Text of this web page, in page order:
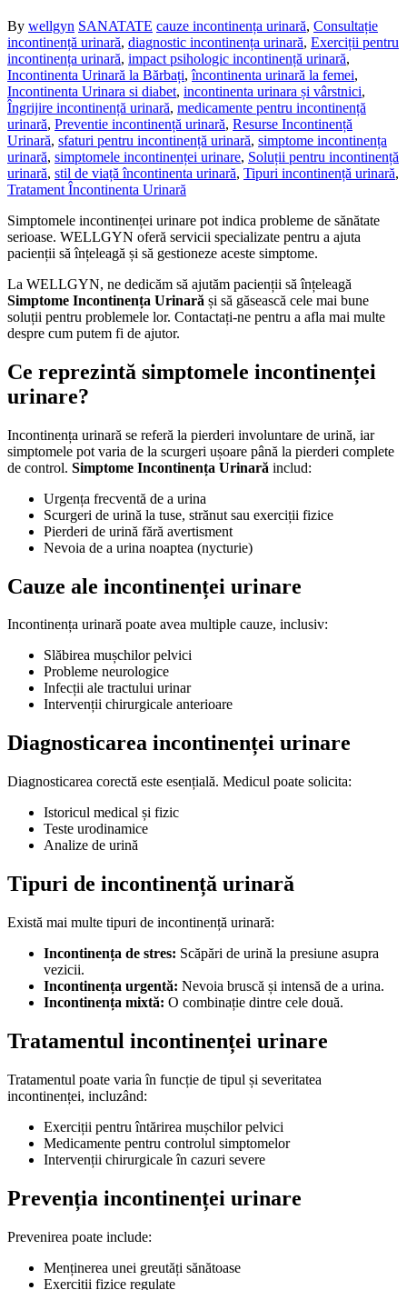
By wellgyn SANATATE cauze incontinența urinară, Consultație
incontinență urinară, diagnostic incontinența urinară, Exerciții pentru
incontinența urinară, impact psihologic incontinență urinară,
Incontinenta Urinară la Bărbați,încontinenta urinară la femei,
Incontinenta Urinara si diabet, incontinenta urinara și vârstnici,
Îngrijire incontinență urinară, medicamente pentru incontinență
urinară, Preventie incontinență urinară, Resurse Incontinență
Urinară, sfaturi pentru incontinență urinară, simptome incontinența
urinară, simptomele incontinenței urinare, Soluții pentru incontinență
urinară, stil de viață încontinenta urinară, Tipuri incontinență urinară,
Tratament Încontinenta Urinară
Simptomele incontinenței urinare pot indica probleme de sănătate
serioase. WELLGYN oferă servicii specializate pentru a ajuta
pacienții să înțeleagă și să gestioneze aceste simptome.
La WELLGYN, ne dedicăm să ajutăm pacienții să înțeleagă
Simptome Incontinența Urinară și să găsească cele mai bune
soluții pentru problemele lor. Contactați-ne pentru a afla mai multe
despre cum putem fi de ajutor.
Ce reprezintă simptomele incontinenței
urinare?
Incontinența urinară se referă la pierderi involuntare de urină, iar
simptomele pot varia de la scurgeri ușoare până la pierderi complete
de control. Simptome Incontinența Urinară includ:
Urgența frecventă de a urina
Scurgeri de urină la tuse, strănut sau exerciții fizice
Pierderi de urină fără avertisment
Nevoia de a urina noaptea (nycturie)
Cauze ale incontinenței urinare
Incontinența urinară poate avea multiple cauze, inclusiv:
Slăbirea mușchilor pelvici
Probleme neurologice
Infecții ale tractului urinar
Intervenții chirurgicale anterioare
Diagnosticarea incontinenței urinare
Diagnosticarea corectă este esențială. Medicul poate solicita:
Istoricul medical și fizic
Teste urodinamice
Analize de urină
Tipuri de incontinență urinară
Există mai multe tipuri de incontinență urinară:
Incontinența de stres: Scăpări de urină la presiune asupra
vezicii.
Incontinența urgentă: Nevoia bruscă și intensă de a urina.
Incontinența mixtă: O combinație dintre cele două.
Tratamentul incontinenței urinare
Tratamentul poate varia în funcție de tipul și severitatea
incontinenței, incluzând:
Exerciții pentru întărirea mușchilor pelvici
Medicamente pentru controlul simptomelor
Intervenții chirurgicale în cazuri severe
Prevenția incontinenței urinare
Prevenirea poate include:
Menținerea unei greutăți sănătoase
Exerciții fizice regulate